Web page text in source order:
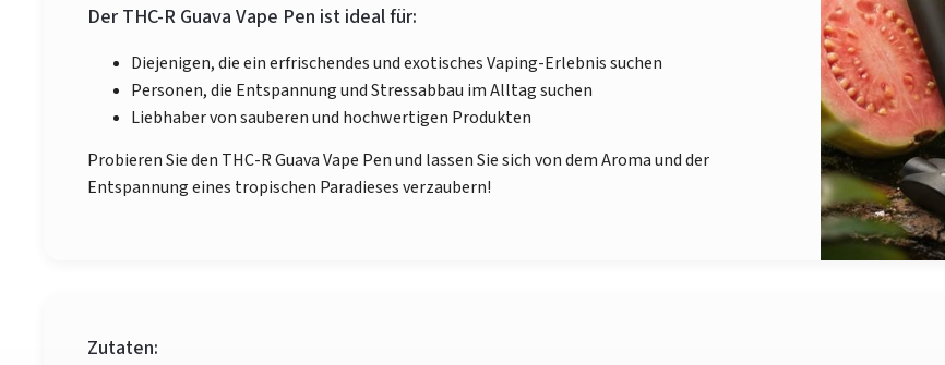
Der THC-R Guava Vape Pen ist ideal für:
Diejenigen, die ein erfrischendes und exotisches Vaping-Erlebnis suchen
Personen, die Entspannung und Stressabbau im Alltag suchen
Liebhaber von sauberen und hochwertigen Produkten
Probieren Sie den THC-R Guava Vape Pen und lassen Sie sich von dem Aroma und der
Entspannung eines tropischen Paradieses verzaubern!
Zutaten: